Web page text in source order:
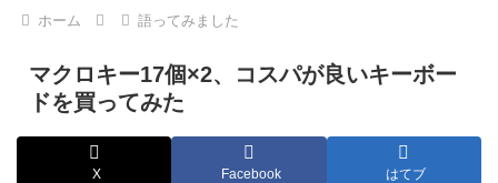
ホーム 語ってみました
マクロキー17個×2、コスパが良いキーボー
ドを買ってみた
X Facebook はてブ